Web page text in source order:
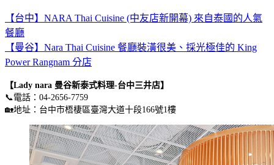
【台中】NARA Thai Cuisine (中友店新開幕) 來自泰國的人氣
餐廳
【曼谷】Nara Thai Cuisine 餐廳裝潢很美、採光極佳的 King
Power Rangnam 分店
【Lady nara 曼谷新泰式料理-台中三井店】
📞電話：04-2656-7759
🏡地址：台中市梧棲區臺灣大道十段166號1樓